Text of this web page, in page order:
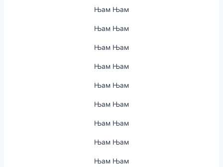
Њам Њам
Њам Њам
Њам Њам
Њам Њам
Њам Њам
Њам Њам
Њам Њам
Њам Њам
Њам Њам